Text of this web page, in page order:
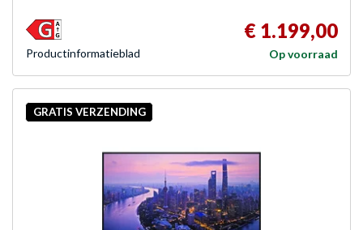
€ 1.199,00
Op voorraad
Product­informatieblad
GRATIS VERZENDING